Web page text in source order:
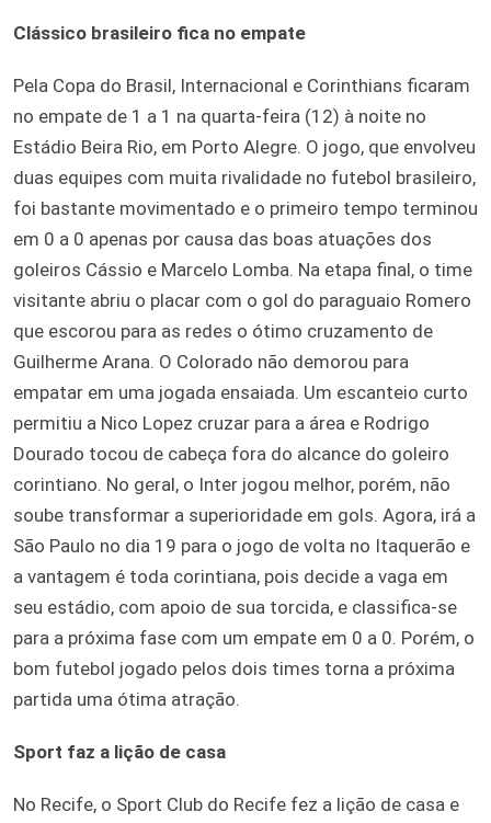
Clássico brasileiro fica no empate
Pela Copa do Brasil, Internacional e Corinthians ficaram
no empate de 1 a 1 na quarta-feira (12) à noite no
Estádio Beira Rio, em Porto Alegre. O jogo, que envolveu
duas equipes com muita rivalidade no futebol brasileiro,
foi bastante movimentado e o primeiro tempo terminou
em 0 a 0 apenas por causa das boas atuações dos
goleiros Cássio e Marcelo Lomba. Na etapa final, o time
visitante abriu o placar com o gol do paraguaio Romero
que escorou para as redes o ótimo cruzamento de
Guilherme Arana. O Colorado não demorou para
empatar em uma jogada ensaiada. Um escanteio curto
permitiu a Nico Lopez cruzar para a área e Rodrigo
Dourado tocou de cabeça fora do alcance do goleiro
corintiano. No geral, o Inter jogou melhor, porém, não
soube transformar a superioridade em gols. Agora, irá a
São Paulo no dia 19 para o jogo de volta no Itaquerão e
a vantagem é toda corintiana, pois decide a vaga em
seu estádio, com apoio de sua torcida, e classifica-se
para a próxima fase com um empate em 0 a 0. Porém, o
bom futebol jogado pelos dois times torna a próxima
partida uma ótima atração.
Sport faz a lição de casa
No Recife, o Sport Club do Recife fez a lição de casa e